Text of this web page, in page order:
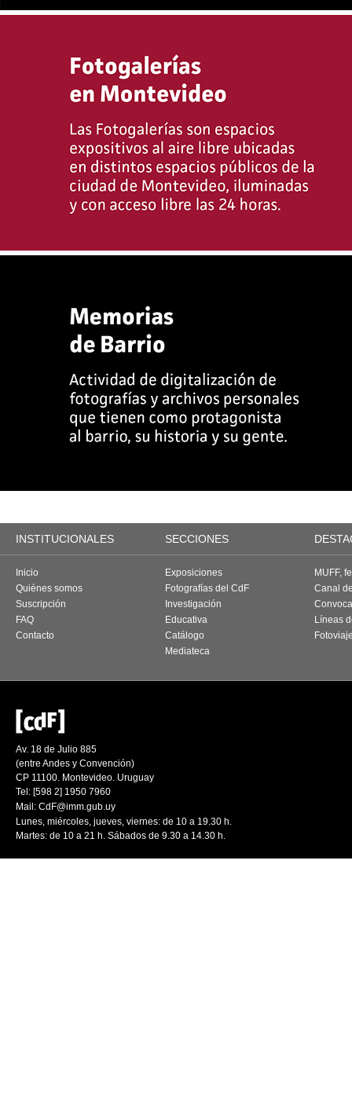
INSTITUCIONALES SECCIONES
Inicio
Quiénes somos
Suscripción
FAQ
Contacto
Exposiciones
Fotografías del CdF
Investigación
Educativa
Catálogo
Mediateca
MUFF,
Canal
Líneas
Av. 18 de Julio 885
(entre Andes y Convención)
CP 11100. Montevideo. Uruguay
Tel: [598 2] 1950 7960
Mail: CdF@imm.gub.uy
Lunes, miércoles, jueves, viernes: de 10 a 19.30 h.
Martes: de 10 a 21 h. Sábados de 9.30 a 14.30 h.